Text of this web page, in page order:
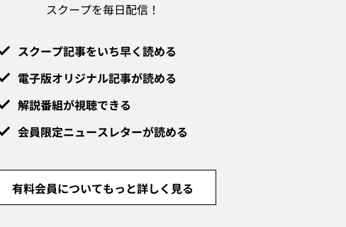
スクープを毎日配信！
スクープ記事をいち早く読める
電子版オリジナル記事が読める
解説番組が視聴できる
会員限定ニュースレターが読める
有料会員についてもっと詳しく見る